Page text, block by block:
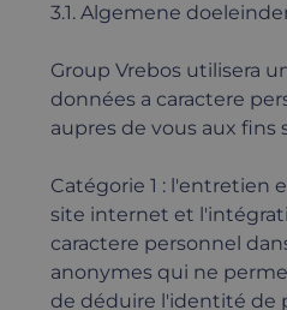
3.1. Algemene
Group Vrebos utilisera
données a caractere
aupres de vous aux fins
Catégorie 1 : l'entretien
site internet et
caractere personnel
anonymes qui ne
de déduire l'identité de